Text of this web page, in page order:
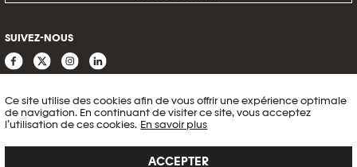
Ce site utilise des cookies afin de vous offrir une expérience optimale
de navigation. En continuant de visiter ce site, vous acceptez
l’utilisation de ces cookies. En savoir plus
ACCEPTER
SUIVEZ-NOUS